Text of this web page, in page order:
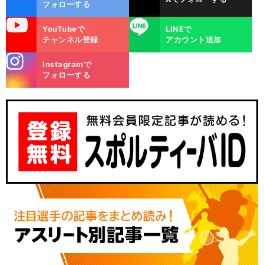
フォローする
YouTubeで
チャンネル登録
LINE
LINEで
アカウント追加
m
Instagramで
フォローする